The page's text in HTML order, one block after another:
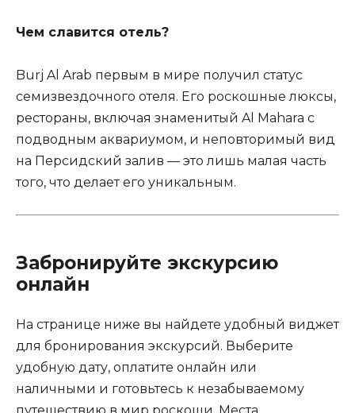
Чем славится отель?
Burj Al Arab первым в мире получил статус
семизвездочного отеля. Его роскошные люксы,
рестораны, включая знаменитый Al Mahara с
подводным аквариумом, и неповторимый вид
на Персидский залив — это лишь малая часть
того, что делает его уникальным.
Забронируйте экскурсию
онлайн
На странице ниже вы найдете удобный виджет
для бронирования экскурсий. Выберите
удобную дату, оплатите онлайн или
наличными и готовьтесь к незабываемому